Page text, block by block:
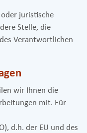
juristische
Stelle, die
Verantwortlichen
wir Ihnen die
mit. Für
d.h. der EU und des